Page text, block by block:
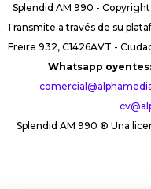
Splendid AM 990 -
Transmite a través de su
Freire 932, C1426AVT -
Whatsapp oyentes:
Splendid AM 990 ® Una